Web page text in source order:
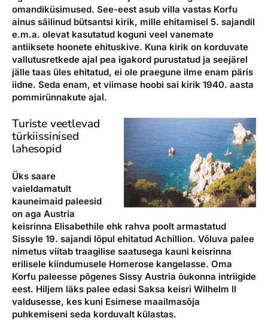
omandiküsimused. See-eest asub villa vastas Korfu
ainus säilinud bütsantsi kirik, mille ehitamisel 5. sajandil
e.m.a. olevat kasutatud koguni veel vanemate
antiiksete hoonete ehituskive. Kuna kirik on korduvate
vallutusretkede ajal pea igakord purustatud ja seejärel
jälle taas üles ehitatud, ei ole praegune ilme enam päris
iidne. Seda enam, et viimase hoobi sai kirik 1940. aasta
pommirünnakute ajal.
Turiste veetlevad
türkiissinised
lahesopid
Üks saare
vaieldamatult
kauneimaid paleesid
on aga Austria
keisrinna Elisabethile ehk rahva poolt armastatud
Sissyle 19. sajandi lõpul ehitatud Achillion. Võluva palee
nimetus viitab traagilise saatusega kauni keisrinna
erilisele kiindumusele Homerose kangelasse. Oma
Korfu paleesse põgenes Sissy Austria õukonna intriigide
eest. Hiljem läks palee edasi Saksa keisri Wilhelm II
valdusesse, kes kuni Esimese maailmasõja
puhkemiseni seda korduvalt külastas.